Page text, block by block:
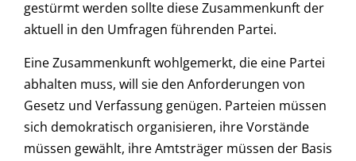
gestürmt werden sollte diese Zusammenkunft der
aktuell in den Umfragen führenden Partei.
Eine Zusammenkunft wohlgemerkt, die eine Partei
abhalten muss, will sie den Anforderungen von
Gesetz und Verfassung genügen. Parteien müssen
sich demokratisch organisieren, ihre Vorstände
müssen gewählt, ihre Amtsträger müssen der Basis